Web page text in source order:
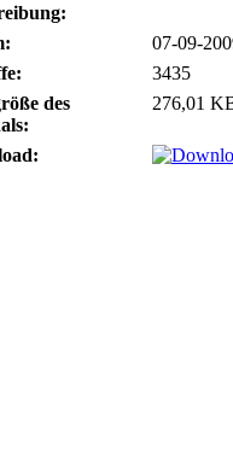
07-09-
3435
des
276,01